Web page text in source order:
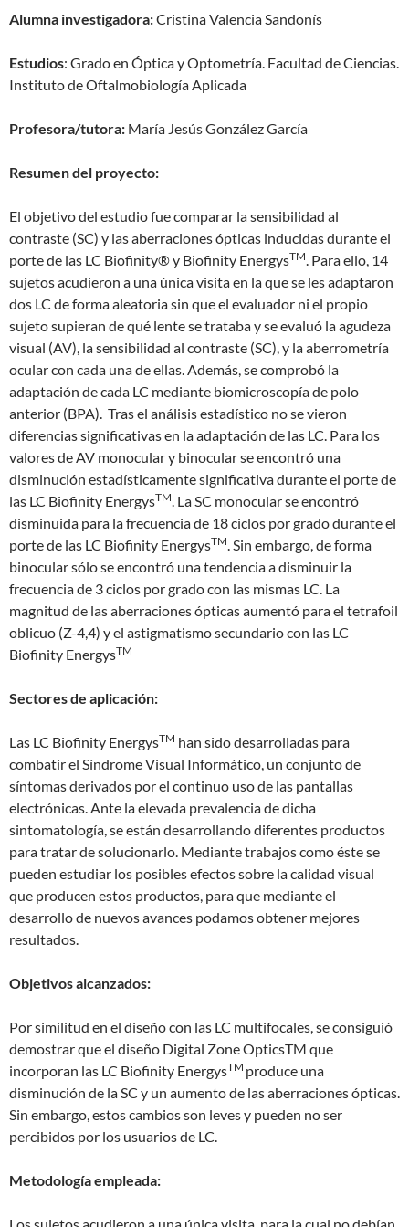
Alumna investigadora:Cristina Valencia Sandonís
Estudios: Grado en Óptica y Optometría. Facultad de Ciencias.
Instituto de Oftalmobiología Aplicada
Profesora/tutora: María Jesús González García
Resumen del proyecto:
El objetivo del estudio fue comparar la sensibilidad al
contraste (SC) y las aberraciones ópticas inducidas durante el
porte de las LC Biofinity® y Biofinity EnergysTM. Para ello, 14
sujetos acudieron a una única visita en la que se les adaptaron
dos LC de forma aleatoria sin que el evaluador ni el propio
sujeto supieran de qué lente se trataba y se evaluó la agudeza
visual (AV), la sensibilidad al contraste (SC), y la aberrometría
ocular con cada una de ellas. Además, se comprobó la
adaptación de cada LC mediante biomicroscopía de polo
anterior (BPA). Tras el análisis estadístico no se vieron
diferencias significativas en la adaptación de las LC. Para los
valores de AV monocular y binocular se encontró una
disminución estadísticamente significativa durante el porte de
las LC Biofinity EnergysTM. La SC monocular se encontró
disminuida para la frecuencia de 18 ciclos por grado durante el
porte de las LC Biofinity EnergysTM. Sin embargo, de forma
binocular sólo se encontró una tendencia a disminuir la
frecuencia de 3 ciclos por grado con las mismas LC. La
magnitud de las aberraciones ópticas aumentó para el tetrafoil
oblicuo (Z-4,4) y el astigmatismo secundario con las LC
Biofinity EnergysTM
Sectores de aplicación:
Las LC Biofinity EnergysTM han sido desarrolladas para
combatir el Síndrome Visual Informático, un conjunto de
síntomas derivados por el continuo uso de las pantallas
electrónicas. Ante la elevada prevalencia de dicha
sintomatología, se están desarrollando diferentes productos
para tratar de solucionarlo. Mediante trabajos como éste se
pueden estudiar los posibles efectos sobre la calidad visual
que producen estos productos, para que mediante el
desarrollo de nuevos avances podamos obtener mejores
resultados.
Objetivos alcanzados:
Por similitud en el diseño con las LC multifocales, se consiguió
demostrar que el diseño Digital Zone OpticsTM que
incorporan las LC Biofinity EnergysTM produce una
disminución de la SC y un aumento de las aberraciones ópticas.
Sin embargo, estos cambios son leves y pueden no ser
percibidos por los usuarios de LC.
Metodología empleada: